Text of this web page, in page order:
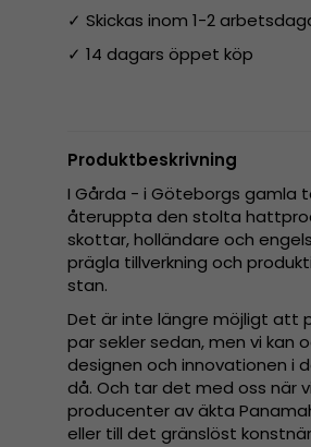
✓ Skickas inom 1-2
✓ 14 dagars öppet köp
Produktbeskrivning
I Gårda - i Göteborgs gamla
återuppta den stolta
skottar, holländare och
prägla tillverkning och
stan.
Det är inte längre möjligt att
par sekler sedan, men vi kan
designen och innovationen i
då. Och tar det med oss när
producenter av äkta
eller till det gränslöst